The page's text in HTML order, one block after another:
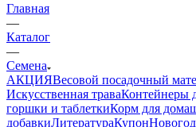
Главная
—
Каталог
—
Семена
АКЦИЯВесовой посадочный
Искусственная траваКонтейнеры
горшки и таблеткиКорм для
добавкиЛитератураКупон